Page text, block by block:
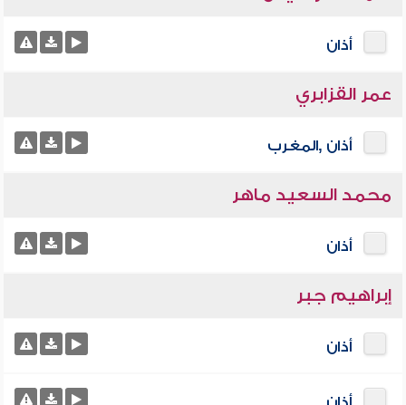
أذان
عمر القزابري
أذان ,المغرب
محمد السعيد ماهر
أذان
إبراهيم جبر
أذان